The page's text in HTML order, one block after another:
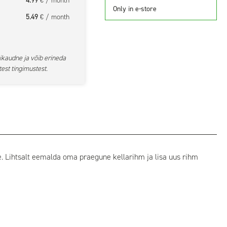
Only in e-store
5.49€ / month
ja võib erineda
tingimustest.
eemalda oma praegune kellarihm ja lisa uus rihm